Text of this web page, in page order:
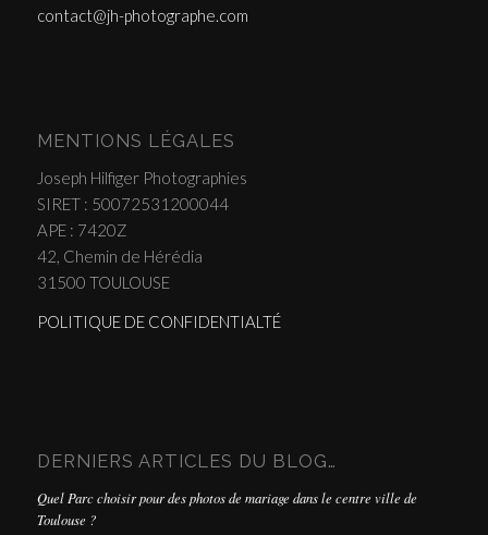
contact@jh-photographe.com
MENTIONS LÉGALES
Joseph Hilfiger Photographies
SIRET : 50072531200044
APE : 7420Z
42, Chemin de Hérédia
31500 TOULOUSE
POLITIQUE DE CONFIDENTIALTÉ
DERNIERS ARTICLES DU BLOG…
Quel Parc choisir pour des photos de mariage dans le centre ville de
Toulouse ?